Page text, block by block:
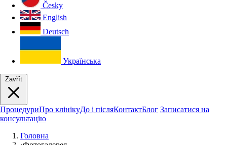
Česky
English
Deutsch
Українська
Zavřít
ПроцедуриПро клінікуДо і післяКонтактБлог Записатися на
консультацію
Головна